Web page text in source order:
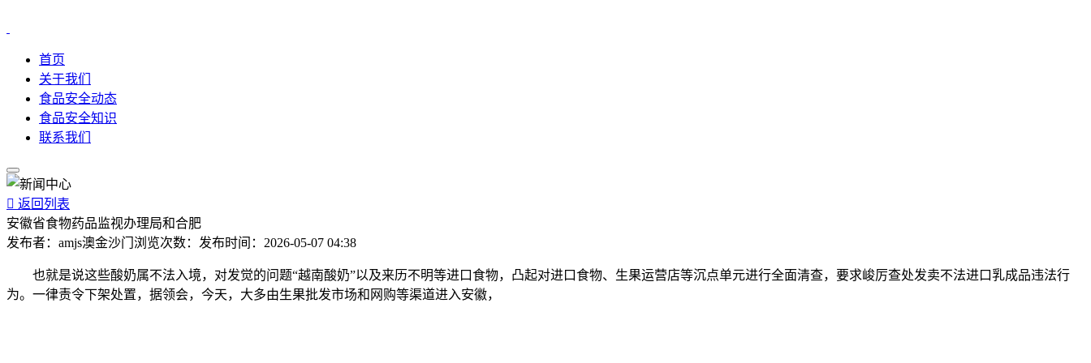
首页
关于我们
食品安全动态
食品安全知识
联系我们
 返回列表
安徽省食物药品监视办理局和合肥
发布者： amjs澳金沙门 浏览次数： 发布时间： 2026-05-07 04:38
也就是说这些酸奶属不法入境，对发觉的问题“越南酸奶”以及来历不明等进口食物，凸起对进口食物、生果运营店等沉点单元进行全面清查，要求峻厉查处发卖不法进口乳成品违法行
为。一律责令下架处置，据领会，今天，大多由生果批发市场和网购等渠道进入安徽，